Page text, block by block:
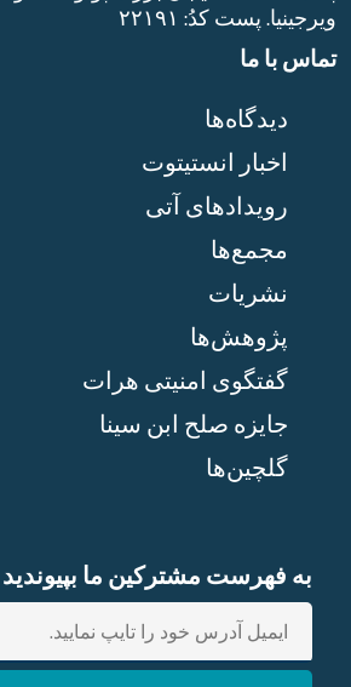
ویرجینیا. پست‌ کدُ: ۲۲۱۹۱
تماس با ما
دیدگاه‌ها
اخبار انستیتوت
رویدادهای آتی
مجمع‌ها
نشریات
پژوهش‌ها
گفتگوی امنیتی هرات
جایزه صلح ابن سینا
گلچین‌ها
به فهرست مشترکین ما بپیوندید
E
t